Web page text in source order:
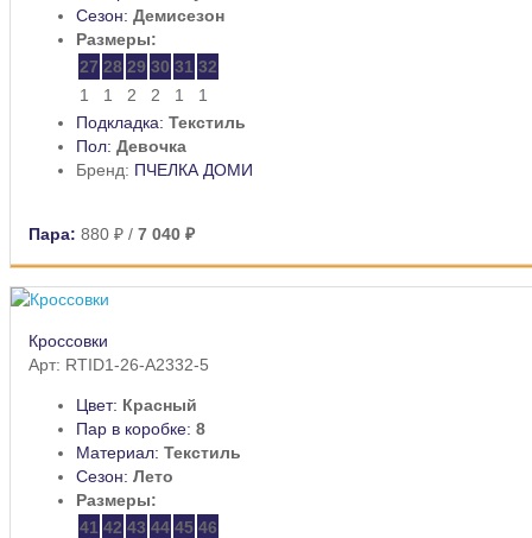
Сезон: Демисезон
Размеры:
27 28 29 30 31 32
1
1 2 2 1
1
Подкладка: Текстиль
Пол: Девочка
Бренд: ПЧЕЛКА ДОМИ
Пара: 880 ₽ / 7 040 ₽
Кроссовки
Арт: RTID1-26-A2332-5
Цвет: Красный
Пар в коробке: 8
Материал: Текстиль
Сезон: Лето
Размеры:
41 42 43 44 45 46